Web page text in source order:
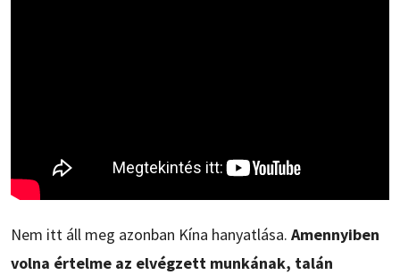
Nem itt áll meg azonban Kína hanyatlása. Amennyiben
volna értelme az elvégzett munkának, talán